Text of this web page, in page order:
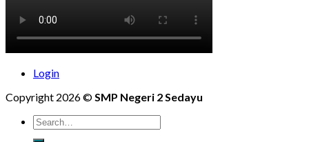
Login
Copyright 2026 ©SMP Negeri 2 Sedayu